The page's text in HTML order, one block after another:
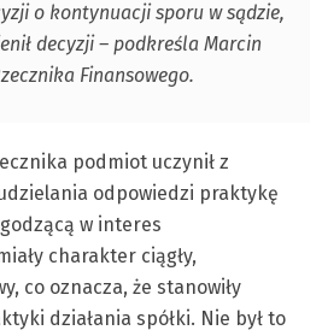
o kontynuacji sporu w sądzie,
decyzji – podkreśla Marcin
Finansowego.
podmiot uczynił z
odpowiedzi praktykę
w interes
charakter ciągły,
co oznacza, że stanowiły
działania spółki. Nie był to